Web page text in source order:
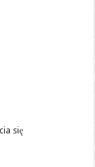
się